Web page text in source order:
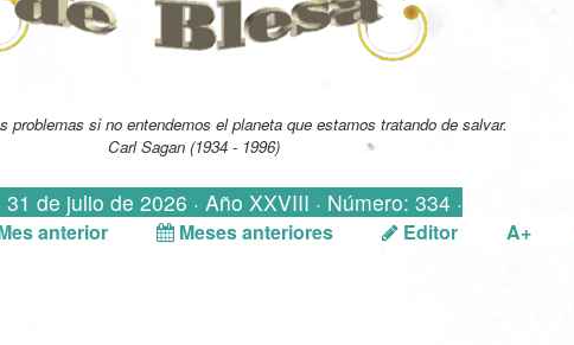
problemas si no entendemos el planeta que estamos tratando de salvar.
Carl Sagan (1934 - 1996)
31 de julio de 2026 · Año XXVIII · Número: 334 ·
anterior Meses anteriores Editor A+